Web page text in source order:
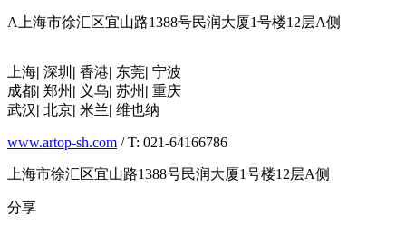
A 上海市徐汇区宜山路1388号民润大厦1号楼12层A侧
上海| 深圳 | 香港| 东莞| 宁波
成都| 郑州 | 义乌| 苏州 | 重庆
武汉| 北京| 米兰| 维也纳
www.artop-sh.com / T: 021-64166786
上海市徐汇区宜山路1388号民润大厦1号楼12层A侧
分享